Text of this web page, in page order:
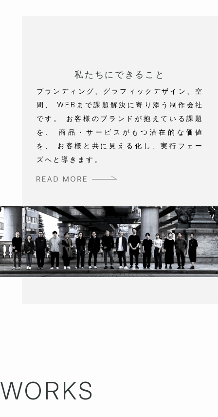
私たちにできること
ブランディング、グラフィックデザイン、空
間、
WEBまで課題解決に寄り添う制作会社
です。
お客様のブランドが抱えている課題
を、
商品・サービスがもつ潜在的な価値
を、
お客様と共に見える化し、実行フェー
ズへと導きます。
WORKS